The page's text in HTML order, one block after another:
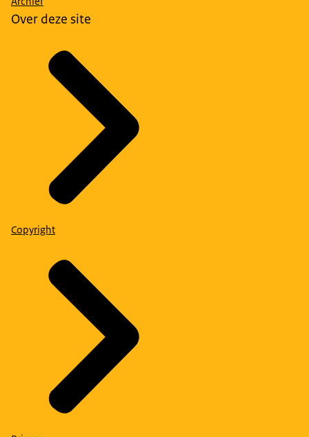
Over deze site
Copyright